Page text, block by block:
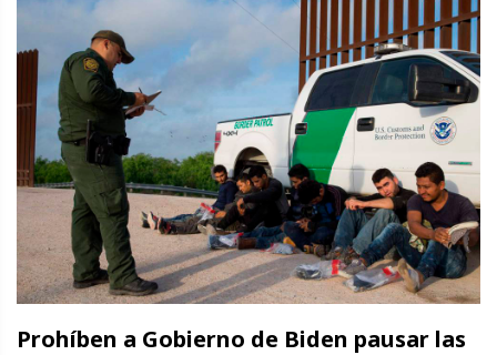
Prohíben a Gobierno de Biden pausar las